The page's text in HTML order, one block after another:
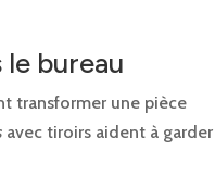
bureau
transformer une pièce
avec tiroirs aident à